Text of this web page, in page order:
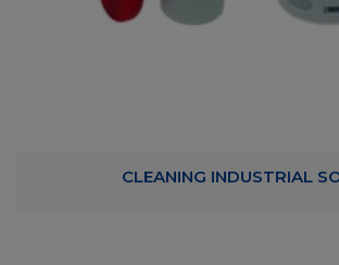
CLEANING INDUSTRIAL